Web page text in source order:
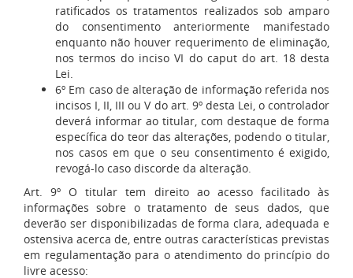
ratificados os tratamentos realizados sob amparo
do consentimento anteriormente manifestado
enquanto não houver requerimento de eliminação,
nos termos do inciso VI do caput do art. 18 desta
Lei.
6º Em caso de alteração de informação referida nos
incisos I, II, III ou V do art. 9º desta Lei, o controlador
deverá informar ao titular, com destaque de forma
específica do teor das alterações, podendo o titular,
nos casos em que o seu consentimento é exigido,
revogá-lo caso discorde da alteração.
Art. 9º O titular tem direito ao acesso facilitado às
informações sobre o tratamento de seus dados, que
deverão ser disponibilizadas de forma clara, adequada e
ostensiva acerca de, entre outras características previstas
em regulamentação para o atendimento do princípio do
livre acesso: